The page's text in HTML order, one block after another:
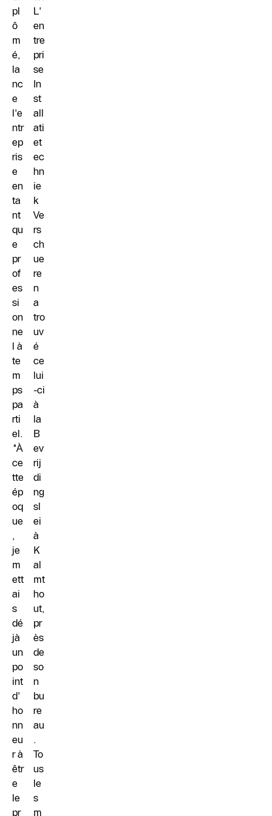
pl
ô
m
é,
la
nc
e
l'e
ntr
ep
ris
e
en
ta
nt
qu
e
pr
of
es
si
on
ne
l à
te
m
ps
pa
rti
el.
"À
ce
tte
ép
oq
ue
,
je
m
ett
ai
s
dé
jà
un
po
int
d'
ho
nn
eu
r à
êtr
e
le
pr
L'
en
tre
pri
se
In
st
all
ati
et
ec
hn
ie
k
Ve
rs
ch
ue
re
n
a
tro
uv
é
ce
lui
-ci
à
la
B
ev
rij
di
ng
sl
ei
à
K
al
mt
ho
ut,
pr
ès
de
so
n
bu
re
au
.
To
us
le
s
m